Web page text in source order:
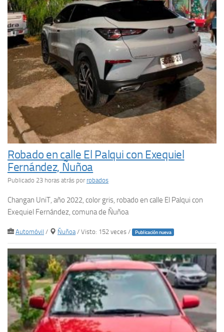
Robado en calle El Palqui con Exequiel
Fernández, Ñuñoa
Publicado 23 horas atrás por robados
Changan UniT, año 2022, color gris, robado en calle El Palqui con
Exequiel Fernández, comuna de Ñuñoa
Automóvil / Ñuñoa / Visto: 152 veces / Publicación nueva